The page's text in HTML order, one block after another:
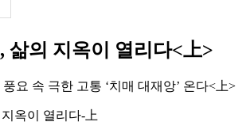
의 지옥이 열리다<上>
요 속 극한 고통 ‘치매 대재앙’ 온다<上>
옥이 열리다-上